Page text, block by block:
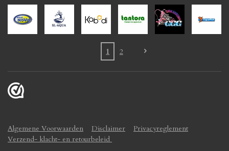
1 2
Algemene Voorwaarden Disclaimer
Privacyreglement
Verzend- klacht- en retourbeleid